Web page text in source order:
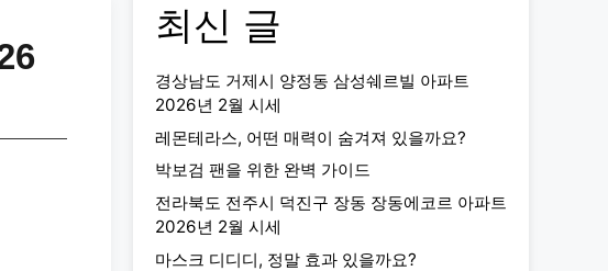
최신 글
경상남도 거제시 양정동 삼성쉐르빌 아파트
2026년 2월 시세
레몬테라스, 어떤 매력이 숨겨져 있을까요?
박보검 팬을 위한 완벽 가이드
전라북도 전주시 덕진구 장동 장동에코르 아파트
2026년 2월 시세
마스크 디디디, 정말 효과 있을까요?